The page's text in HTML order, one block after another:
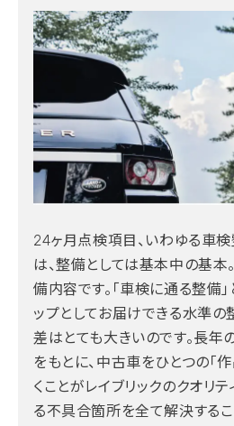
24ヶ月点検項目、いわゆる車
は、整備としては基本中の基
備内容です。「車検に通る整備」
ップとしてお届けできる水準の
差はとても大きいのです。長
をもとに、中古車をひとつの「
くことがレイブリックのクオリ
る不具合箇所を全て解決するこ